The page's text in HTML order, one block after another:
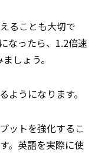
ることも大切で
なったら、1.2倍速
しょう。
ようになります。
ットを強化するこ
。英語を実際に使